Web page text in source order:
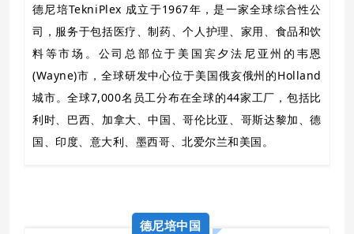
德尼培TekniPlex 成立于1967年，是一家全球综合性公
司，服务于包括医疗、制药、个人护理、家用、食品和饮
料等市场。公司总部位于美国宾夕法尼亚州的韦恩
(Wayne)市，全球研发中心位于美国俄亥俄州的Holland
城市。全球7,000名员工分布在全球的44家工厂，包括比
利时、巴西、加拿大、中国、哥伦比亚、哥斯达黎加、德
国、印度、意大利、墨西哥、北爱尔兰和美国。
德尼培中国